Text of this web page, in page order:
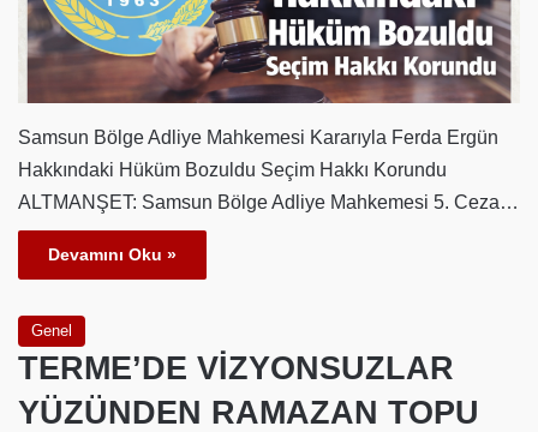
Samsun Bölge Adliye Mahkemesi Kararıyla Ferda Ergün
Hakkındaki Hüküm Bozuldu Seçim Hakkı Korundu
ALTMANŞET: Samsun Bölge Adliye Mahkemesi 5. Ceza…
Devamını Oku »
Genel
TERME’DE VİZYONSUZLAR
YÜZÜNDEN RAMAZAN TOPU